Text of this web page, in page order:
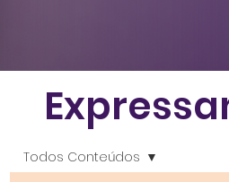
Todos Conteúdos